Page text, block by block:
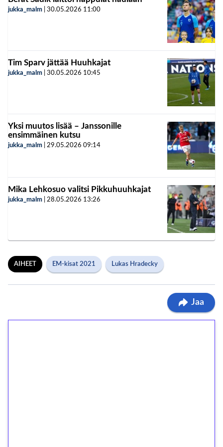
jukka_malm 30.05.2026 11:00
Tim Sparv jättää Huuhkajat
jukka_malm 30.05.2026 10:45
Yksi muutos lisää – Janssonille
ensimmäinen kutsu
jukka_malm 29.05.2026 09:14
Mika Lehkosuo valitsi Pikkuhuuhkajat
jukka_malm 28.05.2026 13:26
AIHEET EM-kisat 2021 Lukas Hradecky
Jaa